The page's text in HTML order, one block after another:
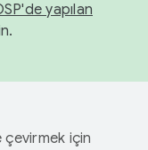
yapılan
için